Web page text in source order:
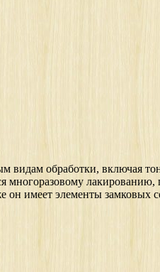
видам обработки, включая
многоразовому
имеет элементы замковых